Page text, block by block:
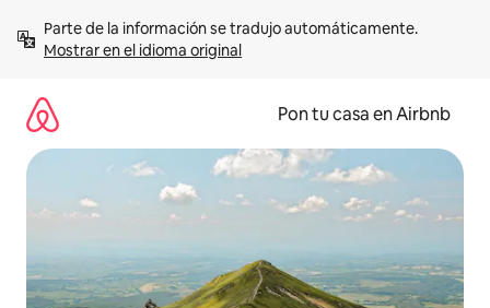
contenidoMostrar en el idioma original
Pon tu casa en Airbnb